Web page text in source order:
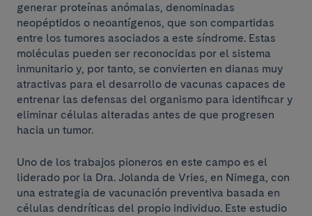
generar proteínas anómalas, denominadas
neopéptidos o neoantígenos, que son compartidas
entre los tumores asociados a este síndrome. Estas
moléculas pueden ser reconocidas por el sistema
inmunitario y, por tanto, se convierten en dianas muy
atractivas para el desarrollo de vacunas capaces de
entrenar las defensas del organismo para identificar y
eliminar células alteradas antes de que progresen
hacia un tumor.
Uno de los trabajos pioneros en este campo es el
liderado por la Dra. Jolanda de Vries, en Nimega, con
una estrategia de vacunación preventiva basada en
células dendríticas del propio individuo. Este estudio